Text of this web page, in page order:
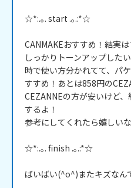
☆*:.｡. start .｡.:*☆
CANMAKEおすすめ！結実
しっかりトーンアップした
時で使い方分かれてて、パ
すすめ！あとは858円の
CEZANNEの方が安いけど
するよ！
参考にしてくれたら嬉しいな
☆*:.｡. finish .｡.:*☆
ばいばい(^o^)またキズなん